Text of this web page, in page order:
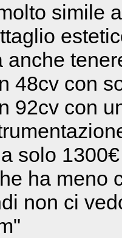
simile
anche
48cv con
92cv con
solo
ha meno
non ci